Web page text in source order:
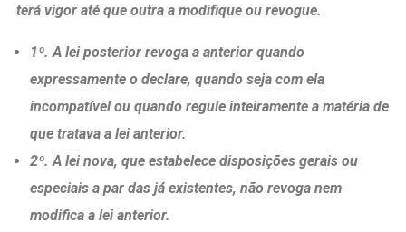
terá vigor até que outra a modifique ou revogue.
1º. A lei posterior revoga a anterior quando
expressamente o declare, quando seja com ela
incompatível ou quando regule inteiramente a matéria de
que tratava a lei anterior.
2º. A lei nova, que estabelece disposições gerais ou
especiais a par das já existentes, não revoga nem
modifica a lei anterior.